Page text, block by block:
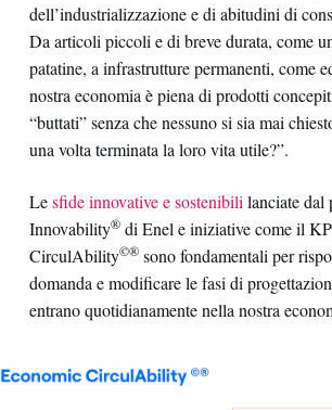
dell’industrializzazione e di abitudini di
Da articoli piccoli e di breve durata, come
patatine, a infrastrutture permanenti, come
nostra economia è piena di prodotti
“buttati” senza che nessuno si sia mai
una volta terminata la loro vita utile?”.
Lesfide innovative e sostenibililanciate dal
Innovability®di Enel e iniziative come il
CirculAbility©®sono fondamentali per
domanda e modificare le fasi di
entrano quotidianamente nella nostra